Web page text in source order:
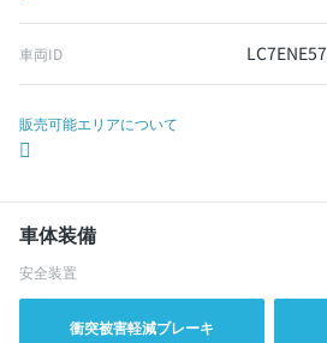
車両ID LC7ENE57
販売可能エリアについて
車体装備
安全装置
衝突被害軽減ブレーキ